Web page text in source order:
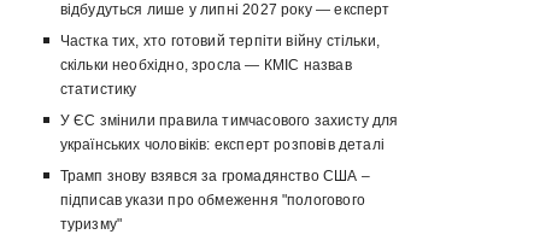
відбудуться лише у липні 2027 року — експерт
Частка тих, хто готовий терпіти війну стільки,
скільки необхідно, зросла — КМІС назвав
статистику
У ЄС змінили правила тимчасового захисту для
українських чоловіків: експерт розповів деталі
Трамп знову взявся за громадянство США –
підписав укази про обмеження "пологового
туризму"